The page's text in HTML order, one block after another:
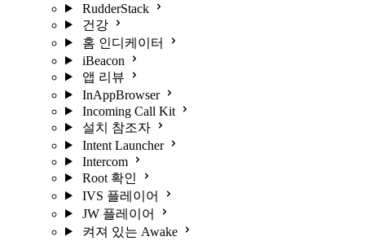
RudderStack
건강
홈 인디케이터
iBeacon
앱 리뷰
InAppBrowser
Incoming Call Kit
설치 참조자
Intent Launcher
Intercom
Root 확인
IVS 플레이어
JW 플레이어
켜져 있는 Awake